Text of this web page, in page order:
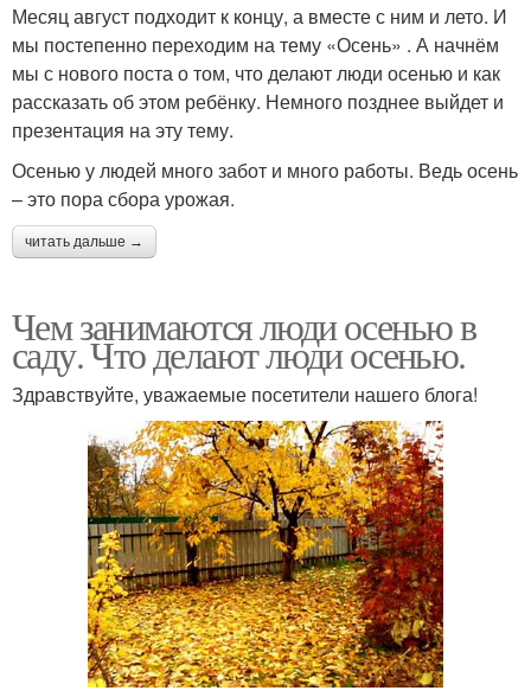
Месяц август подходит к концу, а вместе с ним и лето. И
мы постепенно переходим на тему «Осень» . А начнём
мы с нового поста о том, что делают люди осенью и как
рассказать об этом ребёнку. Немного позднее выйдет и
презентация на эту тему.
Осенью у людей много забот и много работы. Ведь осень
– это пора сбора урожая.
читать дальше →
Чем занимаются люди осенью в
саду. Что делают люди осенью.
Здравствуйте, уважаемые посетители нашего блога!